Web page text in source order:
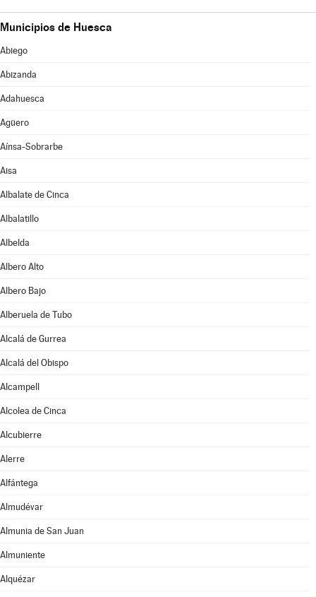
Municipios de Huesca
Abiego
Abizanda
Adahuesca
Agüero
Aínsa-Sobrarbe
Aisa
Albalate de Cinca
Albalatillo
Albelda
Albero Alto
Albero Bajo
Alberuela de Tubo
Alcalá de Gurrea
Alcalá del Obispo
Alcampell
Alcolea de Cinca
Alcubierre
Alerre
Alfántega
Almudévar
Almunia de San Juan
Almuniente
Alquézar